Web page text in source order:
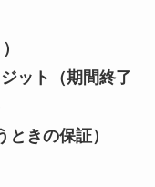
ット（期間終了
きの保証）